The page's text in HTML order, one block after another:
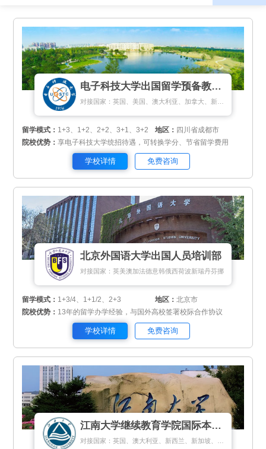
电子科技大学出国留学预备教育中心
留学模式： 1+3、1+2、2+2、3+1、3+2 地区： 四川省成都市
院校优势：享电子科技大学统招待遇，可转换学分、节省留学费用
学校详情 免费咨询
北京外国语大学出国人员培训部
对接国家：英美澳加法德意韩俄西荷波新瑞丹芬挪
留学模式： 1+3/4、1+1/2、2+3 地区：北京市
院校优势： 13年的留学办学经验，与国外高校签署校际合作协议
学校详情 免费咨询
江南大学继续教育学院国际本科项目